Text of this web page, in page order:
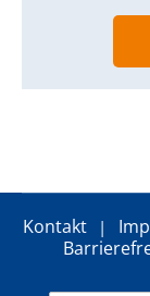
Kontakt
diesen
YouTube
Google